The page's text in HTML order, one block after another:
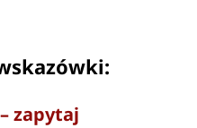
zapytaj